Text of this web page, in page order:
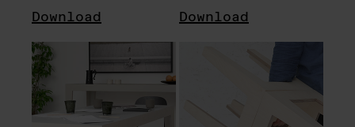
Download Download